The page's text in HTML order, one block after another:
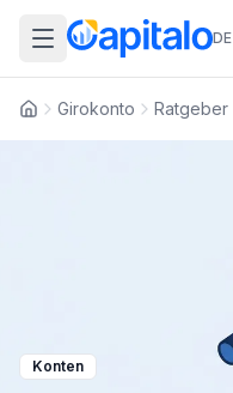
DE
Girokonto Ratgeber
Konten